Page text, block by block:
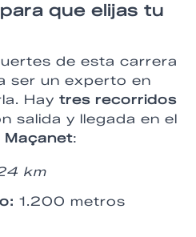
que elijas tu
de esta carrera
ser un experto en
Hay tres recorridos
salida y llegada en el
:
km
1.200 metros